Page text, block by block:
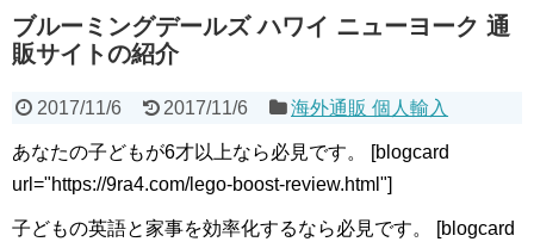
ブルーミングデールズ ハワイ ニューヨーク 通
販サイトの紹介
2017/11/6 2017/11/6 海外通販 個人輸入
あなたの子どもが6才以上なら必見です。 [blogcard
url="https://9ra4.com/lego-boost-review.html"]
子どもの英語と家事を効率化するなら必見です。 [blogcard